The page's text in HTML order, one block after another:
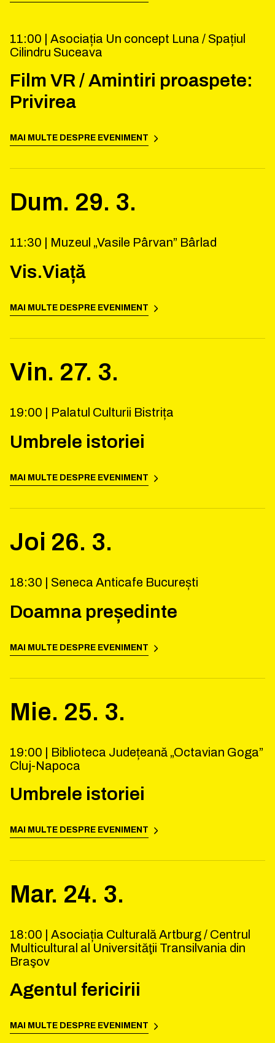
11:00 | Asociația Un concept Luna / Spațiul
Cilindru Suceava
Film VR / Amintiri proaspete:
Privirea
MAI MULTE DESPRE EVENIMENT
Dum. 29. 3.
11:30 | Muzeul „Vasile Pârvan” Bârlad
Vis.Viață
MAI MULTE DESPRE EVENIMENT
Vin. 27. 3.
19:00 | Palatul Culturii Bistrița
Umbrele istoriei
MAI MULTE DESPRE EVENIMENT
Joi 26. 3.
18:30 | Seneca Anticafe București
Doamna președinte
MAI MULTE DESPRE EVENIMENT
Mie. 25. 3.
19:00 | Biblioteca Județeană „Octavian Goga”
Cluj-Napoca
Umbrele istoriei
MAI MULTE DESPRE EVENIMENT
Mar. 24. 3.
18:00 | Asociația Culturală Artburg / Centrul
Multicultural al Universităţii Transilvania din
Braşov
Agentul fericirii
MAI MULTE DESPRE EVENIMENT